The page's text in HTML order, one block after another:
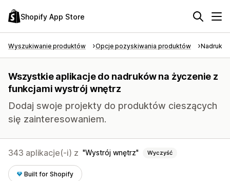
Shopify App Store
Wyszukiwanie produktów Opcje pozyskiwania produktów Nadruk
Wszystkie aplikacje do nadruków na życzenie z
funkcjami wystrój wnętrz
Dodaj swoje projekty do produktów cieszących
się zainteresowaniem.
343 aplikacje(-i) z Wystrój wnętrz Wyczyść
Built for Shopify